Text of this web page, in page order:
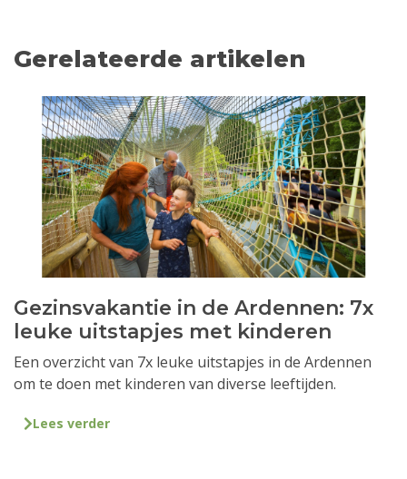
Gerelateerde artikelen
Gezinsvakantie in de Ardennen: 7x
leuke uitstapjes met kinderen
Een overzicht van 7x leuke uitstapjes in de Ardennen
om te doen met kinderen van diverse leeftijden.
Lees verder